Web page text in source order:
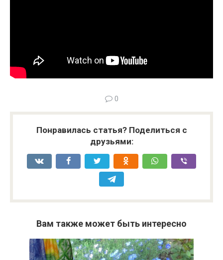
0
Понравилась статья? Поделиться с
друзьями:
Вам также может быть интересно